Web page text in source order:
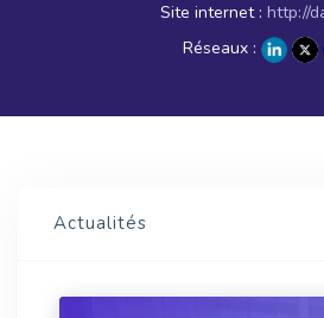
Site internet : http://
Réseaux :
Actualités